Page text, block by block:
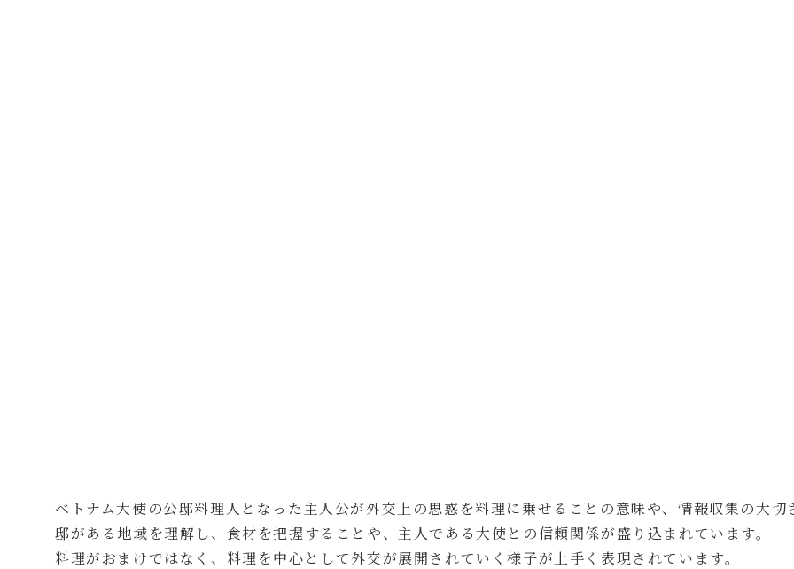
ベトナム大使の公邸料理人となった主人公が外交上の思惑を料理に乗せることの意味や、情報収集の大切
邸がある地域を理解し、食材を把握することや、主人である大使との信頼関係が盛り込まれています。
料理がおまけではなく、料理を中心として外交が展開されていく様子が上手く表現されています。